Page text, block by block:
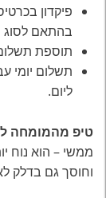
בהתאם לסוג
תוספת
ליום.
טיפ מהמומחה
ממשי – הוא נוח
וחוסך גם בדלק